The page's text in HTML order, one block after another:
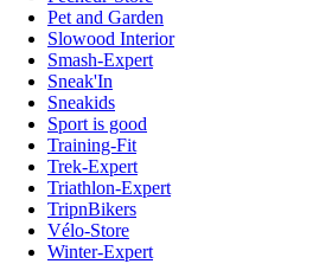
Pet and Garden
Slowood Interior
Smash-Expert
Sneak'In
Sneakids
Sport is good
Training-Fit
Trek-Expert
Triathlon-Expert
TripnBikers
Vélo-Store
Winter-Expert